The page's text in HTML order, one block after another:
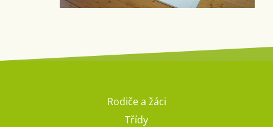
Rodiče a žáci
Třídy